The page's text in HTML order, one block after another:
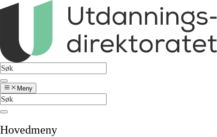
Meny
Hovedmeny